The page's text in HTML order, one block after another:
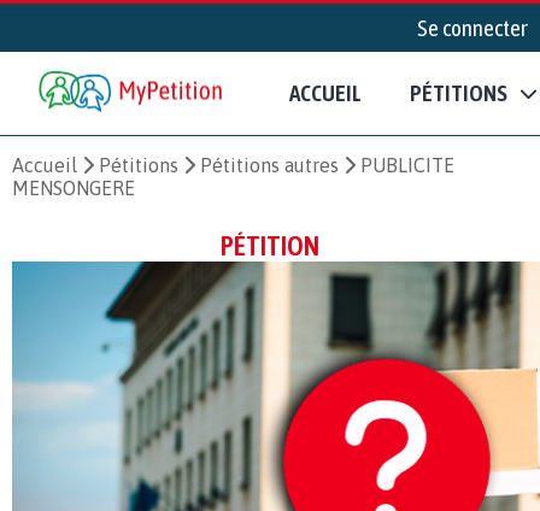
Se connecter
ACCUEIL PÉTITIONS
Accueil Pétitions Pétitions autres
PUBLICITE
MENSONGERE
PÉTITION